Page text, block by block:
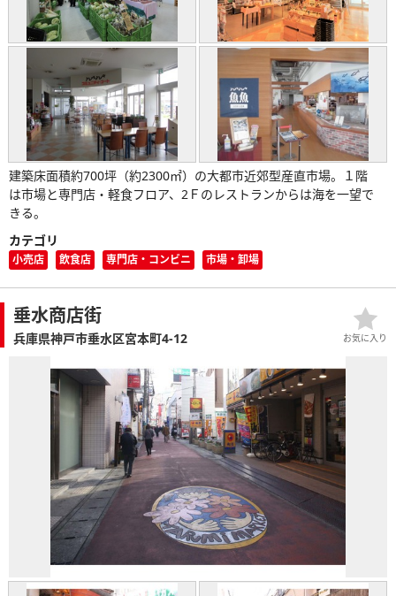
建築床面積約700坪（約2300㎡）の大都市近郊型産直市場。１階
は市場と専門店・軽食フロア、2Ｆのレストランからは海を一望で
きる。
カテゴリ
小売店 飲食店 専門店・コンビニ 市場・卸場
垂水商店街
兵庫県神戸市垂水区宮本町4-12 お気に入り